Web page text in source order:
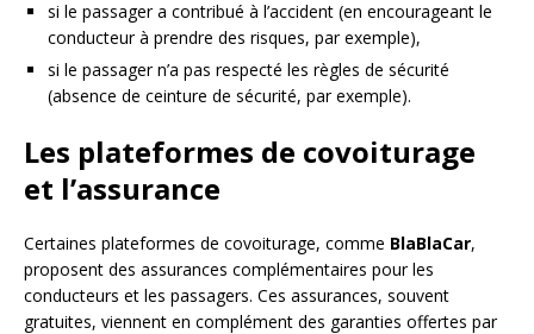
si le passager a contribué à l’accident (en encourageant le
conducteur à prendre des risques, par exemple),
si le passager n’a pas respecté les règles de sécurité
(absence de ceinture de sécurité, par exemple).
Les plateformes de covoiturage
et l’assurance
Certaines plateformes de covoiturage, comme BlaBlaCar,
proposent des assurances complémentaires pour les
conducteurs et les passagers. Ces assurances, souvent
gratuites, viennent en complément des garanties offertes par